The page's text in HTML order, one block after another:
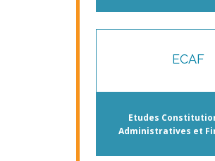
ECAF
Etudes
Administratives et